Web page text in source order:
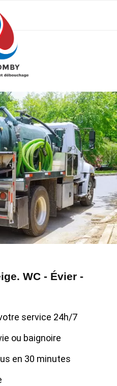
WC - Évier -
service 24h/7
ou baignoire
en 30 minutes